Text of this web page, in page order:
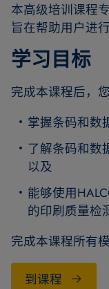
本高级培训课程
旨在帮助用户进
学习目标
完成本课程后，
掌握条码和数
了解条码和数
以及
能够使用
的印刷质量检
完成本课程所有
到课程